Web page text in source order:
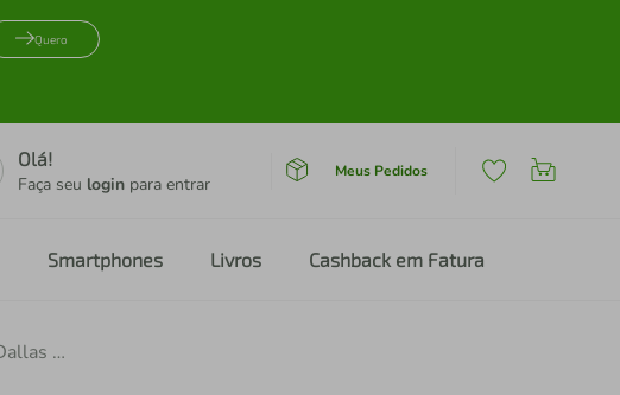
Quero
Olá!
Faça seu login para entrar
Meus Pedidos
Smartphones Livros Cashback em Fatura
Estante com 2 Leds Painel TV 55" e 2 portas Dallas Multimóveis Madeirado/Preto